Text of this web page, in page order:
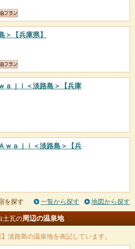
＞ 【兵庫県】
ｊｉ＜淡路島＞
【兵庫
ａｊｉ＜淡路島＞
【兵
を探す 一覧から探す 地図から探す
土瓦の周辺の温泉地
淡路島の温泉地を表記しています。